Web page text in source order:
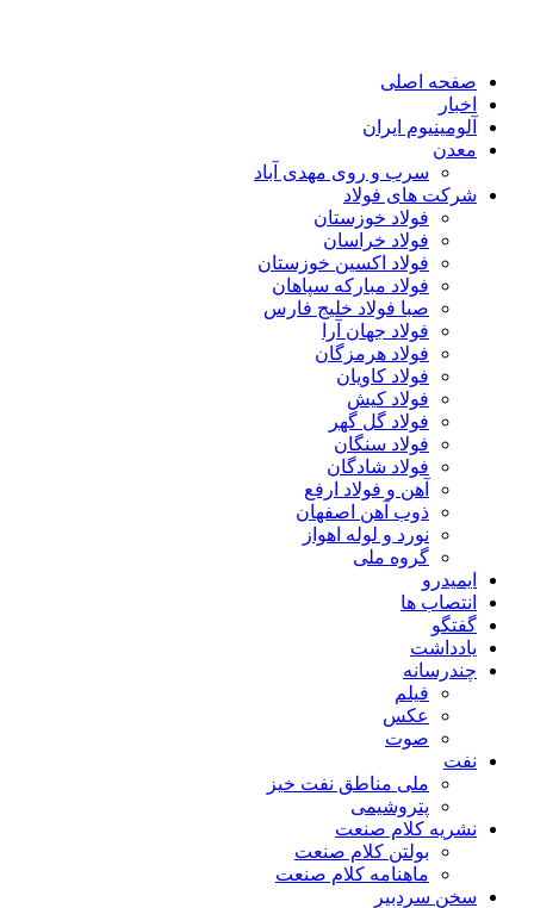
صفحه اصلی
اخبار
آلومینیوم ایران
معدن
سرب و روی مهدی آباد
شرکت های فولاد
فولاد خوزستان
فولاد خراسان
فولاد اکسین خوزستان
فولاد مبارکه سپاهان
صبا فولاد خلیج فارس
فولاد جهان آرا
فولاد هرمزگان
فولاد کاویان
فولاد کیش
فولاد گل گهر
فولاد سنگان
فولاد شادگان
آهن و فولاد ارفع
ذوب آهن اصفهان
نورد و لوله اهواز
گروه ملی
ایمیدرو
انتصاب ها
گفتگو
یادداشت
چندرسانه
فیلم
عکس
صوت
نفت
ملی مناطق نفت خیز
پتروشیمی
نشریه کلام صنعت
بولتن کلام صنعت
ماهنامه کلام صنعت
سخن سردبیر